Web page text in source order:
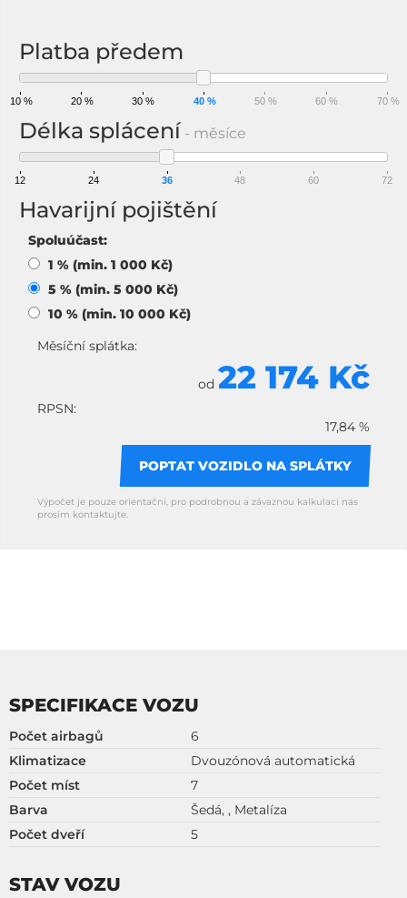
Platba předem
10 % 20 % 30 % 40 % 50 % 60 % 70 %
Délka splácení - měsíce
12 24 36 48 60 72
Havarijní pojištění
Spoluúčast:
1 % (min. 1 000 Kč)
5 % (min. 5 000 Kč)
10 % (min. 10 000 Kč)
Měsíční splátka:
od 22 174 Kč
RPSN:
17,84 %
POPTAT VOZIDLO NA SPLÁTKY
Výpočet je pouze orientační, pro podrobnou a závaznou kalkulaci nás
prosím kontaktujte.
SPECIFIKACE VOZU
Počet airbagů
6
Klimatizace
Dvouzónová automatická
Počet míst
7
Barva
Šedá, , Metalíza
Počet dveří
5
STAV VOZU